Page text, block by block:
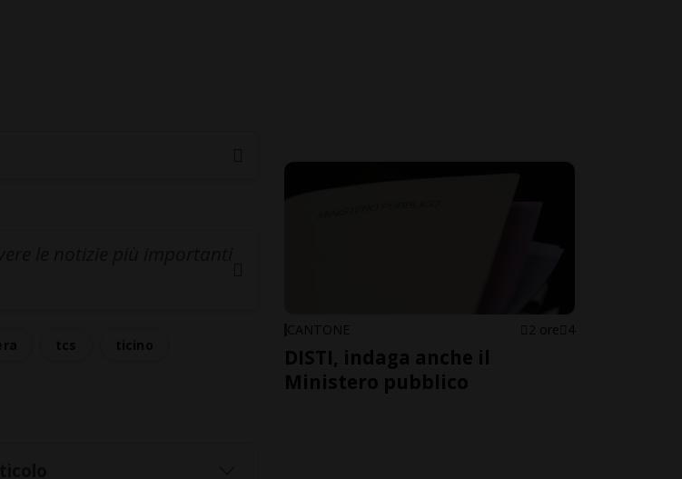
CANTONE 2 ore 4
DISTI, indaga anche il
Ministero pubblico